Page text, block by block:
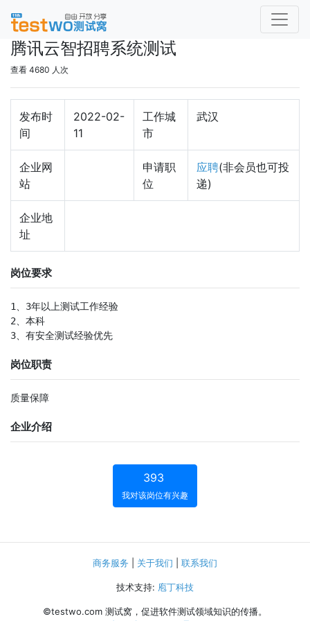
腾讯云智招聘系统测试
查看 4680 人次
发布时
间
2022-02-
11
工作城
市
武汉
企业网
站
申请职
位
应聘(非会员也可投
递)
企业地
址
岗位要求
1、3年以上测试工作经验
2、本科
3、有安全测试经验优先
岗位职责
质量保障
企业介绍
393
我对该岗位有兴趣
商务服务 关于我们 联系我们
技术支持: 庖丁科技
©testwo.com 测试窝，促进软件测试领域知识的传播。